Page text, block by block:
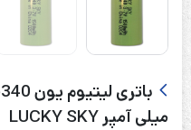
میلی آمپر LUCKY SKY